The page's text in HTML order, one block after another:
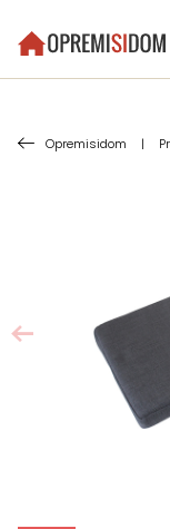
Opremisidom |